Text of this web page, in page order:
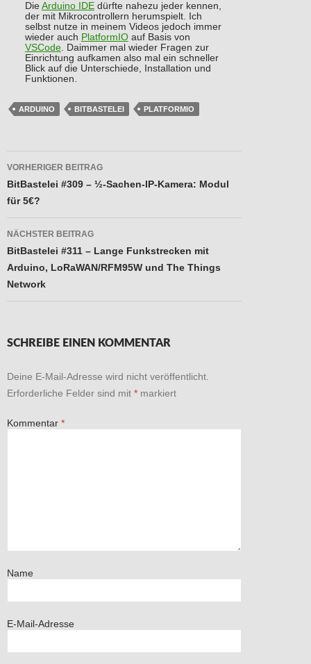
Die Arduino IDEdürfte nahezu jeder kennen,
der mit Mikrocontrollern herumspielt. Ich
selbst nutze in meinem Videos jedoch immer
wieder auch PlatformIOauf Basis von
VSCode. Daimmer mal wieder Fragen zur
Einrichtung aufkamen also mal ein schneller
Blick auf die Unterschiede, Installation und
Funktionen.
ARDUINO BITBASTELEI PLATFORMIO
Beitragsnavigation
VORHERIGER BEITRAG
BitBastelei #309 – ½-Sachen-IP-Kamera: Modul
für 5€?
NÄCHSTER BEITRAG
BitBastelei #311 – Lange Funkstrecken mit
Arduino, LoRaWAN/RFM95W und The Things
Network
SCHREIBE EINEN KOMMENTAR
Deine E-Mail-Adresse wird nicht veröffentlicht.
Erforderliche Felder sind mit * markiert
Kommentar *
Name
E-Mail-Adresse